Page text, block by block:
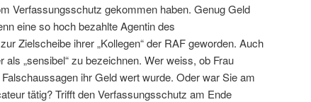
Verfassungsschutz gekommen haben. Genug Geld
eine so hoch bezahlte Agentin des
Zielscheibe ihrer „Kollegen“ der RAF geworden. Auch
„sensibel“ zu bezeichnen. Wer weiss, ob Frau
ihr Geld wert wurde. Oder war Sie am
tätig? Trifft den Verfassungsschutz am Ende